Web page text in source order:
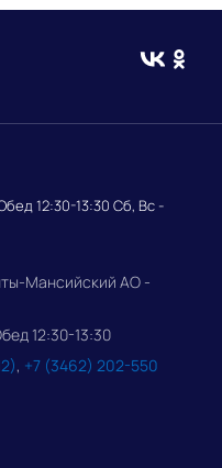
12:30-13:30 Сб, Вс -
Мансийский АО -
12:30-13:30
, +7 (3462) 202-550